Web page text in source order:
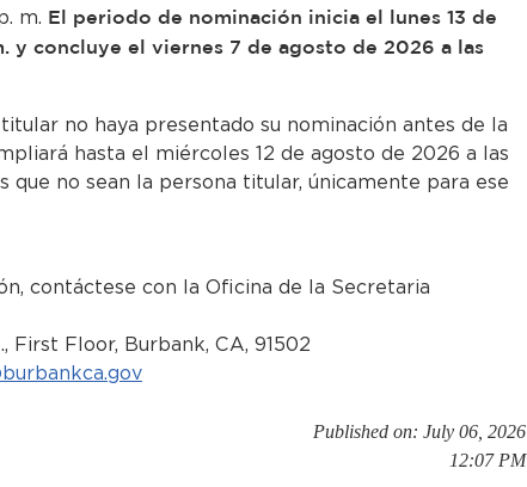
m. El periodo de nominación inicia el lunes 13 de
y concluye el viernes 7 de agosto de 2026 a las
no haya presentado su nominación antes de la
hasta el miércoles 12 de agosto de 2026 a las
que no sean la persona titular, únicamente para ese
contáctese con la Oficina de la Secretaria
First Floor, Burbank, CA, 91502
Published on: July 06, 2026
12:07 PM